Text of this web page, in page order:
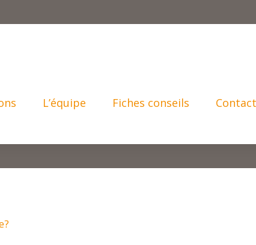
L’équipe Fiches conseils Contact